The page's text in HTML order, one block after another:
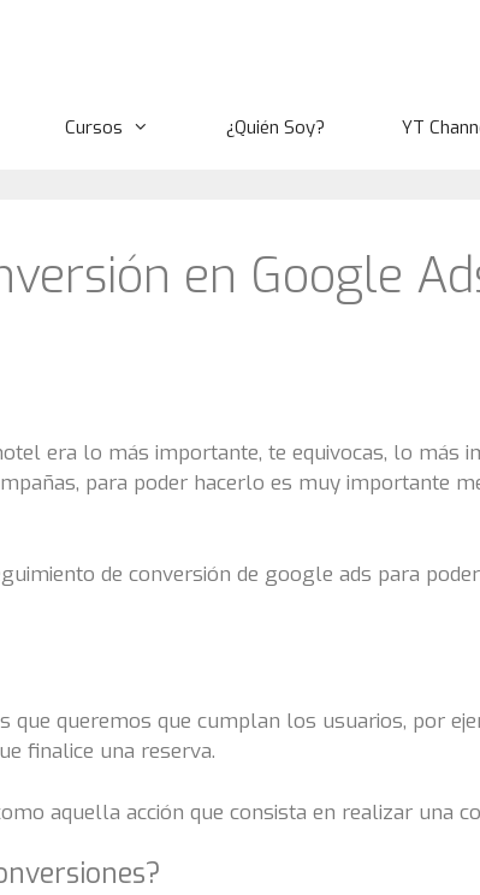
Cursos ¿Quién Soy? YT
en Google
era lo más importante, te equivocas, lo más
para poder hacerlo es muy importante
de conversión de google ads para
que queremos que cumplan los usuarios, por
finalice una reserva.
aquella acción que consista en realizar una